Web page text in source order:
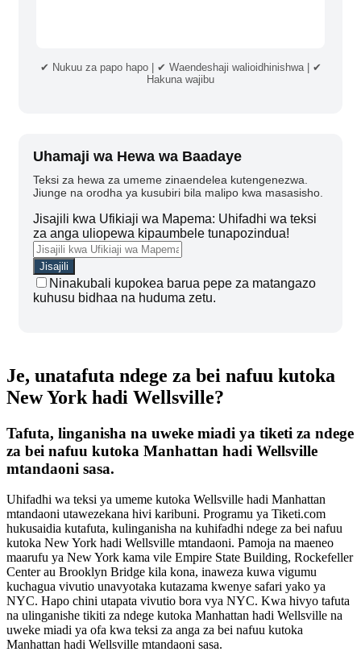
✔ Nukuu za papo hapo | ✔ Waendeshaji walioidhinishwa | ✔
Hakuna wajibu
Uhamaji wa Hewa wa Baadaye
Teksi za hewa za umeme zinaendelea kutengenezwa.
Jiunge na orodha ya kusubiri bila malipo kwa masasisho.
Jisajili kwa Ufikiaji wa Mapema: Uhifadhi wa teksi
za anga uliopewa kipaumbele tunapozindua!
Ninakubali kupokea barua pepe za matangazo
kuhusu bidhaa na huduma zetu.
Je, unatafuta ndege za bei nafuu kutoka
New York hadi Wellsville?
Tafuta, linganisha na uweke miadi ya tiketi za ndege
za bei nafuu kutoka Manhattan hadi Wellsville
mtandaoni sasa.
Uhifadhi wa teksi ya umeme kutoka Wellsville hadi Manhattan
mtandaoni utawezekana hivi karibuni. Programu ya Tiketi.com
hukusaidia kutafuta, kulinganisha na kuhifadhi ndege za bei nafuu
kutoka New York hadi Wellsville mtandaoni. Pamoja na maeneo
maarufu ya New York kama vile Empire State Building, Rockefeller
Center au Brooklyn Bridge kila kona, inaweza kuwa vigumu
kuchagua vivutio unavyotaka kutazama kwenye safari yako ya
NYC. Hapo chini utapata vivutio bora vya NYC. Kwa hivyo tafuta
na ulinganishe tikiti za ndege kutoka Manhattan hadi Wellsville na
uweke miadi ya ofa kwa teksi za anga za bei nafuu kutoka
Manhattan hadi Wellsville mtandaoni sasa.